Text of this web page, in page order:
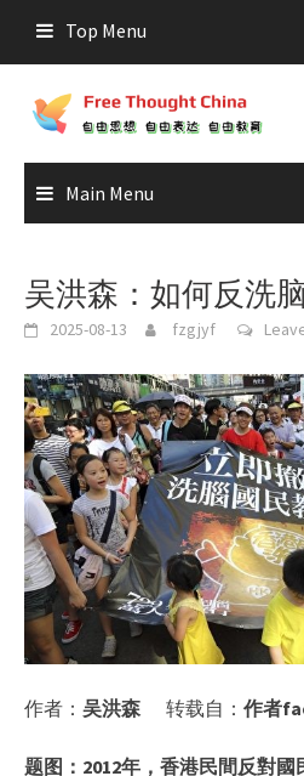
content
Top Menu
Main Menu
吴洪森：如何反洗
2025-08-13 fzgjyf
作者： 吴洪森 转载自： 作者
题图：2012年，香港民間反對